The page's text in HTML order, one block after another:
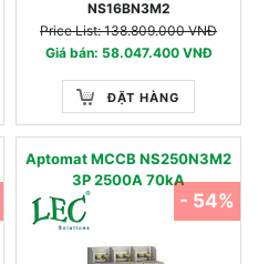
NS16BN3M2
Price List: 138.809.000 VNĐ
Giá bán: 58.047.400 VNĐ
ĐẶT HÀNG
Aptomat MCCB NS250N3M2
3P 2500A 70kA
- 54%